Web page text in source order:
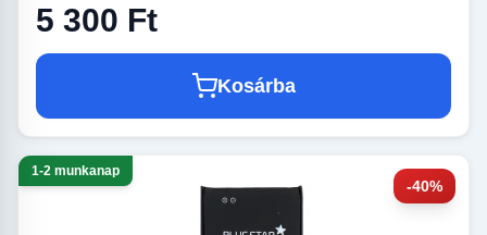
5 300 Ft
Kosárba
-40%
1-2 munkanap